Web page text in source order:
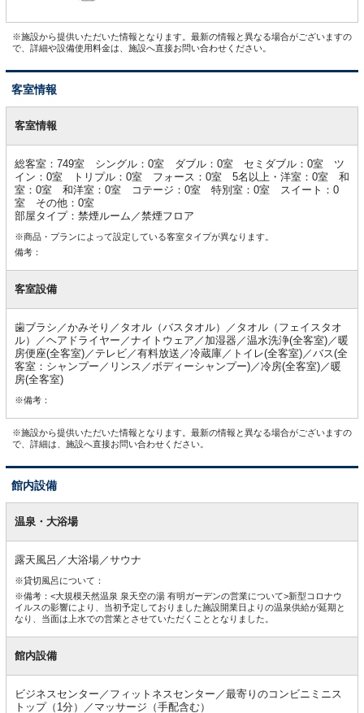
※施設から提供いただいた情報となります。最新の情報と異なる場合がございますの
で、詳細や設備使用料金は、施設へ直接お問い合わせください。
客室情報
室客室情報
総客室：749室 シングル：0室 ダブル：0室 セミダブル：0室 ツ
イン：0室 トリプル：0室 フォース：0室 5名以上・洋室：0室 和
室：0室 和洋室：0室 コテージ：0室 特別室：0室 スイート：0
室 その他：0室
部屋タイプ：禁煙ルーム／禁煙フロア
※商品・プランによって設定している客室タイプが異なります。
備考：
客室設備
歯ブラシ／かみそり／タオル（バスタオル）／タオル（フェイスタオ
ル）／ヘアドライヤー／ナイトウェア／加湿器／温水洗浄(全客室)／暖
房便座(全客室)／テレビ／有料放送／冷蔵庫／トイレ(全客室)／バス(全
客室：シャンプー／リンス／ボディーシャンプー)／冷房(全客室)／暖
房(全客室)
※備考：
※施設から提供いただいた情報となります。最新の情報と異なる場合がございますの
で、詳細は、施設へ直接お問い合わせください。
館内設備
内温泉・大浴場
露天風呂／大浴場／サウナ
※貸切風呂について：
※備考：<大規模天然温泉 泉天空の湯 有明ガーデンの営業について>新型コロナウ
イルスの影響により、当初予定しておりました施設開業日よりの温泉供給が延期と
なり、当面は上水での営業とさせていただくこととなりました。
館内設備
ビジネスセンター／フィットネスセンター／最寄りのコンビニミニス
トップ（1分）／マッサージ（手配含む）